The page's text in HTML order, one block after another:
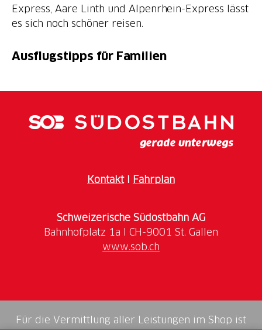
Express, Aare Linth und Alpenrhein-Express lässt
es sich noch schöner reisen.
Ausflugstipps für Familien
KontaktI Fahrplan
Schweizerische Südostbahn AG
www.sob.ch
Für die Vermittlung aller Leistungen im Shop ist